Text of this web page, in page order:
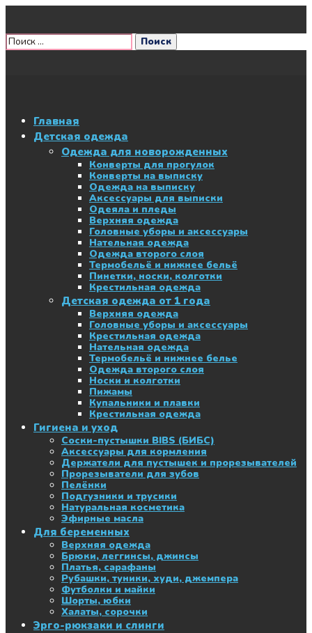
Главная
Детская одежда
Одежда для новорожденных
Конверты для прогулок
Конверты на выписку
Одежда на выписку
Аксессуары для выписки
Одеяла и пледы
Верхняя одежда
Головные уборы и аксессуары
Нательная одежда
Одежда второго слоя
Термобельё и нижнее бельё
Пинетки, носки, колготки
Крестильная одежда
Детская одежда от 1 года
Верхняя одежда
Головные уборы и аксессуары
Крестильная одежда
Нательная одежда
Термобельё и нижнее белье
Одежда второго слоя
Носки и колготки
Пижамы
Купальники и плавки
Крестильная одежда
Гигиена и уход
Соски-пустышки BIBS (БИБС)
Аксессуары для кормления
Держатели для пустышек и прорезывателей
Прорезыватели для зубов
Пелёнки
Подгузники и трусики
Натуральная косметика
Эфирные масла
Для беременных
Верхняя одежда
Брюки, леггинсы, джинсы
Платья, сарафаны
Рубашки, туники, худи, джемпера
Футболки и майки
Шорты, юбки
Халаты, сорочки
Эрго-рюкзаки и слинги